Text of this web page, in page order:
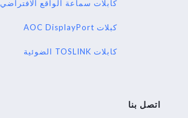
كابلات سماعة الواقع الافتراضي
كبلات AOC DisplayPort
كابلات TOSLINK الضوئية
اتصل بنا